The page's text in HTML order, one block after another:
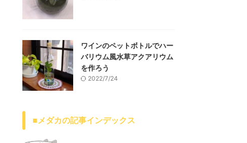
ワインのペットボトルでハー
バリウム風水草アクアリウム
を作ろう
2022/7/24
■メダカの記事インデックス